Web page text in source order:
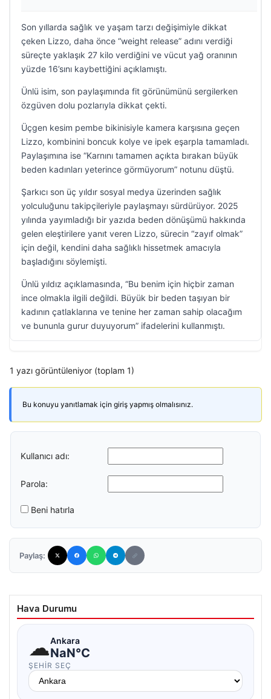
Son yıllarda sağlık ve yaşam tarzı değişimiyle dikkat
çeken Lizzo, daha önce “weight release” adını verdiği
süreçte yaklaşık 27 kilo verdiğini ve vücut yağ oranının
yüzde 16’sını kaybettiğini açıklamıştı.
Ünlü isim, son paylaşımında fit görünümünü sergilerken
özgüven dolu pozlarıyla dikkat çekti.
Üçgen kesim pembe bikinisiyle kamera karşısına geçen
Lizzo, kombinini boncuk kolye ve ipek eşarpla tamamladı.
Paylaşımına ise “Karnını tamamen açıkta bırakan büyük
beden kadınları yeterince görmüyorum” notunu düştü.
Şarkıcı son üç yıldır sosyal medya üzerinden sağlık
yolculuğunu takipçileriyle paylaşmayı sürdürüyor. 2025
yılında yayımladığı bir yazıda beden dönüşümü hakkında
gelen eleştirilere yanıt veren Lizzo, sürecin “zayıf olmak”
için değil, kendini daha sağlıklı hissetmek amacıyla
başladığını söylemişti.
Ünlü yıldız açıklamasında, “Bu benim için hiçbir zaman
ince olmakla ilgili değildi. Büyük bir beden taşıyan bir
kadının çatlaklarına ve tenine her zaman sahip olacağım
ve bununla gurur duyuyorum” ifadelerini kullanmıştı.
1 yazı görüntüleniyor (toplam 1)
Bu konuyu yanıtlamak için giriş yapmış olmalısınız.
Kullanıcı adı:
Parola:
Beni hatırla
Paylaş:
Hava Durumu
☁Ankara
NaN°C
ŞEHIR SEÇ